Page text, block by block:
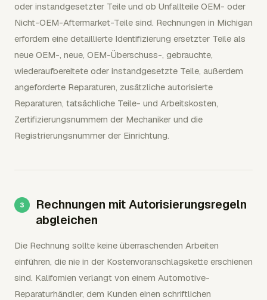
oder instandgesetzter Teile und ob Unfallteile OEM- oder
Nicht-OEM-Aftermarket-Teile sind. Rechnungen in Michigan
erfordern eine detaillierte Identifizierung ersetzter Teile als
neue OEM-, neue, OEM-Überschuss-, gebrauchte,
wiederaufbereitete oder instandgesetzte Teile, außerdem
angeforderte Reparaturen, zusätzliche autorisierte
Reparaturen, tatsächliche Teile- und Arbeitskosten,
Zertifizierungsnummern der Mechaniker und die
Registrierungsnummer der Einrichtung.
Rechnungen mit Autorisierungsregeln
abgleichen
Die Rechnung sollte keine überraschenden Arbeiten
einführen, die nie in der Kostenvoranschlagskette erschienen
sind. Kalifornien verlangt von einem Automotive-
Reparaturhändler, dem Kunden einen schriftlichen